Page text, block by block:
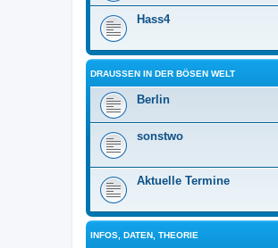
Hass4
DRAUSSEN IN DER BÖSEN WELT
Berlin
sonstwo
Aktuelle Termine
INFOS, DATEN, THEORIE